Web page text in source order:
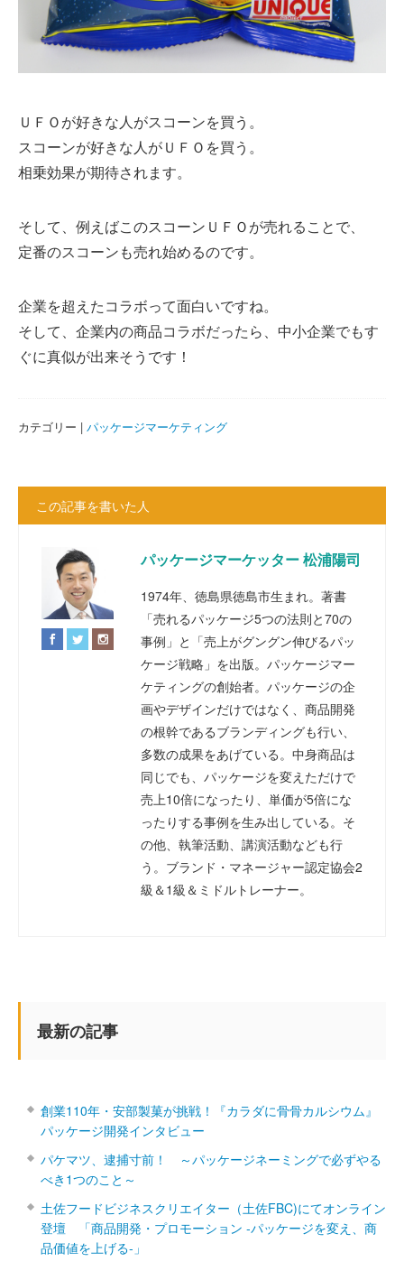
ＵＦＯが好きな人がスコーンを買う。
スコーンが好きな人がＵＦＯを買う。
相乗効果が期待されます。
そして、例えばこのスコーンＵＦＯが売れることで、
定番のスコーンも売れ始めるのです。
企業を超えたコラボって面白いですね。
そして、企業内の商品コラボだったら、中小企業でもす
ぐに真似が出来そうです！
カテゴリー | パッケージマーケティング
この記事を書いた人
パッケージマーケッター 松浦陽司
1974年、徳島県徳島市生まれ。著書
「売れるパッケージ5つの法則と70の
事例」と「売上がグングン伸びるパッ
ケージ戦略」を出版。パッケージマー
ケティングの創始者。パッケージの企
画やデザインだけではなく、商品開発
の根幹であるブランディングも行い、
多数の成果をあげている。中身商品は
同じでも、パッケージを変えただけで
売上10倍になったり、単価が5倍にな
ったりする事例を生み出している。そ
の他、執筆活動、講演活動なども行
う。ブランド・マネージャー認定協会2
級＆1級＆ミドルトレーナー。
最新の記事
創業110年・安部製菓が挑戦！『カラダに骨骨カルシウム』
パッケージ開発インタビュー
パケマツ、逮捕寸前！ ～パッケージネーミングで必ずやる
べき1つのこと～
土佐フードビジネスクリエイター（土佐FBC)にてオンライン
登壇 「商品開発・プロモーション ‐パッケージを変え、商
品価値を上げる‐」